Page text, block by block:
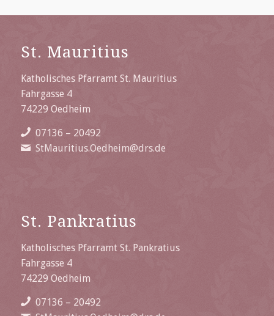
St. Mauritius
Katholisches Pfarramt St. Mauritius
Fahrgasse 4
74229 Oedheim
07136 – 20492
StMauritius.Oedheim@drs.de
St. Pankratius
Katholisches Pfarramt St. Pankratius
Fahrgasse 4
74229 Oedheim
07136 – 20492